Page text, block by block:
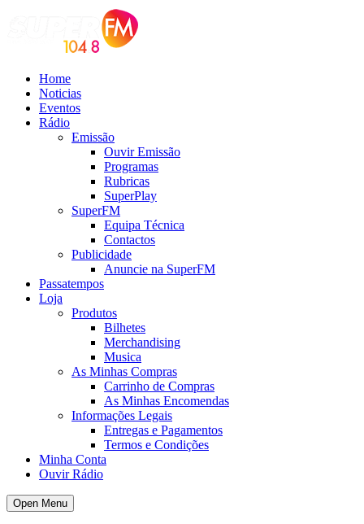
Home
Noticias
Eventos
Rádio
Emissão
Ouvir Emissão
Programas
Rubricas
SuperPlay
SuperFM
Equipa Técnica
Contactos
Publicidade
Anuncie na SuperFM
Passatempos
Loja
Produtos
Bilhetes
Merchandising
Musica
As Minhas Compras
Carrinho de Compras
As Minhas Encomendas
Informações Legais
Entregas e Pagamentos
Termos e Condições
Minha Conta
Ouvir Rádio
Open Menu